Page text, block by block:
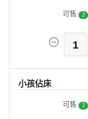
可售 2
1
小孩佔床
可售 2